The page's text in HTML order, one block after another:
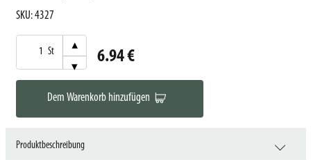
6.94 €
St
▾
▾
Dem Warenkorb hinzufügen
SKU:4327
Produktbeschreibung